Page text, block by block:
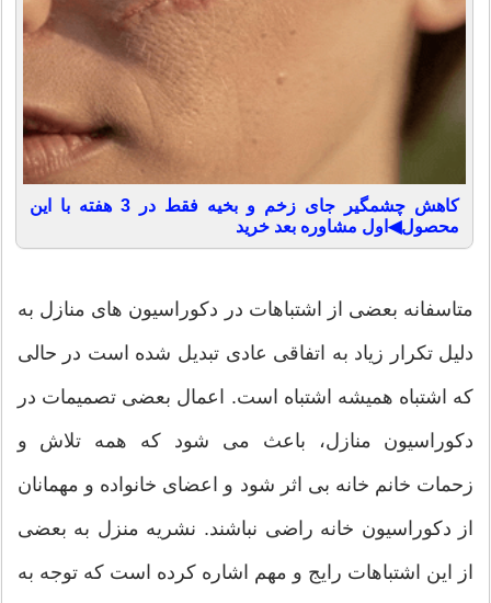
کاهش چشمگیر جای زخم و بخیه فقط در 3 هفته با این
محصول◀اول مشاوره بعد خرید
متاسفانه بعضی از اشتباهات در دکوراسیون های منازل به
دلیل تکرار زیاد به اتفاقی عادی تبدیل شده است در حالی
که اشتباه همیشه اشتباه است. اعمال بعضی تصمیمات در
دکوراسیون منازل، باعث می شود که همه تلاش و
زحمات خانم خانه بی اثر شود و اعضای خانواده و مهمانان
از دکوراسیون خانه راضی نباشند. نشریه منزل به بعضی
از این اشتباهات رایج و مهم اشاره کرده است که توجه به